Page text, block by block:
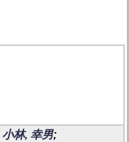
小林, 幸男;